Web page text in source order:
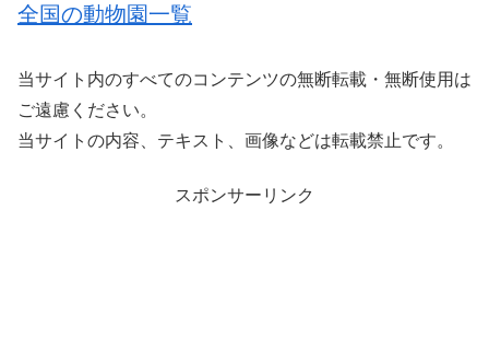
全国の動物園一覧
当サイト内のすべてのコンテンツの無断転載・無断使用は
ご遠慮ください。
当サイトの内容、テキスト、画像などは転載禁止です。
スポンサーリンク